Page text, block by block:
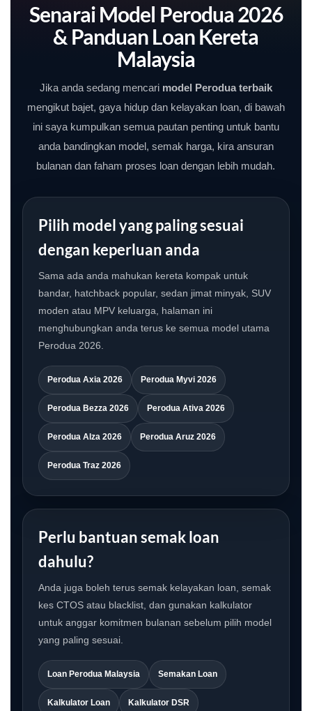
Senarai Model Perodua 2026
& Panduan Loan Kereta
Malaysia
Jika anda sedang mencari model Perodua terbaik
mengikut bajet, gaya hidup dan kelayakan loan, di bawah
ini saya kumpulkan semua pautan penting untuk bantu
anda bandingkan model, semak harga, kira ansuran
bulanan dan faham proses loan dengan lebih mudah.
Pilih model yang paling sesuai
dengan keperluan anda
Sama ada anda mahukan kereta kompak untuk
bandar, hatchback popular, sedan jimat minyak, SUV
moden atau MPV keluarga, halaman ini
menghubungkan anda terus ke semua model utama
Perodua 2026.
Perodua Axia 2026 Perodua Myvi 2026
Perodua Bezza 2026 Perodua Ativa 2026
Perodua Alza 2026 Perodua Aruz 2026
Perodua Traz 2026
Perlu bantuan semak loan
dahulu?
Anda juga boleh terus semak kelayakan loan, semak
kes CTOS atau blacklist, dan gunakan kalkulator
untuk anggar komitmen bulanan sebelum pilih model
yang paling sesuai.
Loan Perodua Malaysia Semakan Loan
Kalkulator Loan Kalkulator DSR